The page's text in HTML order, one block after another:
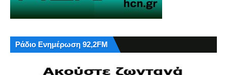
Ράδιο Ενημέρωση 92,2FM